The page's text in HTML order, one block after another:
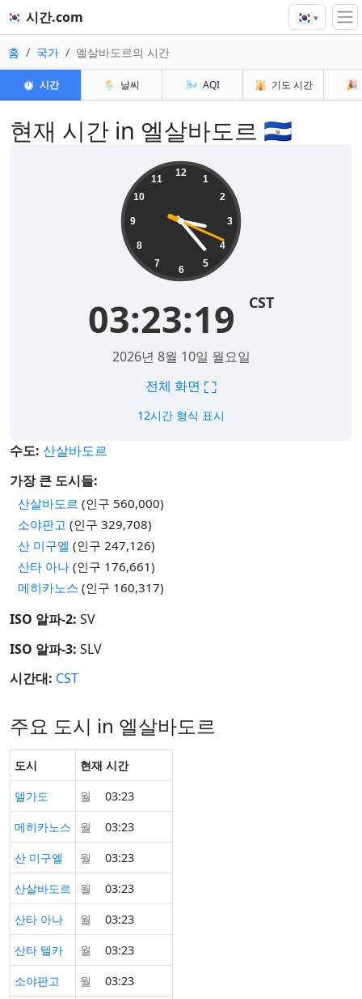
🇰🇷 시간.com 🇰🇷▾
홈 국가 엘살바도르의 시간
⏱️ 시간 🌦️ 날씨 🌬️ AQI 🕌 기도 시간 🎉
현재 시간 in 엘살바도르 🇸🇻
12
1
2
3
4
5
6
7
8
9
10
11
03:23:19 CST
2026년 8월 10일 월요일
전체 화면 ⛶
12시간 형식 표시
수도: 산살바도르
가장 큰 도시들:
산살바도르 (인구 560,000)
소야판고 (인구 329,708)
산 미구엘 (인구 247,126)
산타 아나 (인구 176,661)
메히카노스 (인구 160,317)
ISO 알파-2: SV
ISO 알파-3: SLV
시간대: CST
주요 도시 in 엘살바도르
도시
현재 시간
델가도
월
03:23
메히카노스
월
03:23
산 미구엘
월
03:23
산살바도르
월
03:23
산타 아나
월
03:23
산타 텔카
월
03:23
소야판고
월
03:23